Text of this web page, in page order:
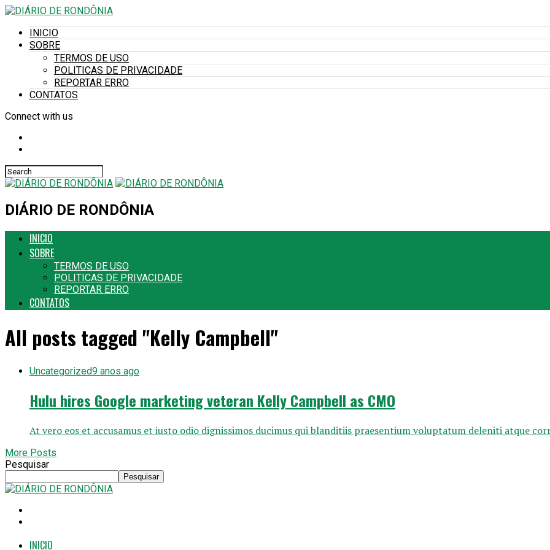
INICIO
SOBRE
TERMOS DE USO
POLITICAS DE PRIVACIDADE
REPORTAR ERRO
CONTATOS
Connect with us
DIÁRIO DE RONDÔNIA
INICIO
SOBRE
TERMOS DE USO
POLITICAS DE PRIVACIDADE
REPORTAR ERRO
CONTATOS
All posts tagged "Kelly Campbell"
Uncategorized9 anos ago
Hulu hires Google marketing veteran Kelly Campbell as CMO
At vero eos et accusamus et iusto odio dignissimos ducimus qui blanditiis praesentium voluptatum deleniti atque
More Posts
Pesquisar
Pesquisar
INICIO